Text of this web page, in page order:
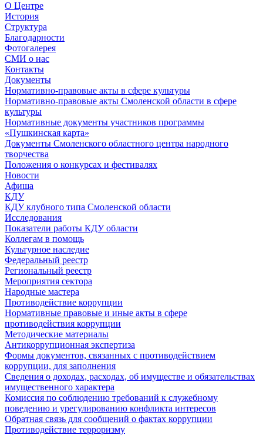
О Центре
История
Структура
Благодарности
Фотогалерея
СМИ о нас
Контакты
Документы
Нормативно-правовые акты в сфере культуры
Нормативно-правовые акты Смоленской области в сфере
культуры
Нормативные документы участников программы
«Пушкинская карта»
Документы Смоленского областного центра народного
творчества
Положения о конкурсах и фестивалях
Новости
Афиша
КДУ
КДУ клубного типа Смоленской области
Исследования
Показатели работы КДУ области
Коллегам в помощь
Культурное наследие
Федеральный реестр
Региональный реестр
Мероприятия сектора
Народные мастера
Противодействие коррупции
Нормативные правовые и иные акты в сфере
противодействия коррупции
Методические материалы
Антикоррупционная экспертиза
Формы документов, связанных с противодействием
коррупции, для заполнения
Сведения о доходах, расходах, об имуществе и обязательствах
имущественного характера
Комиссия по соблюдению требований к служебному
поведению и урегулированию конфликта интересов
Обратная связь для сообщений о фактах коррупции
Противодействие терроризму